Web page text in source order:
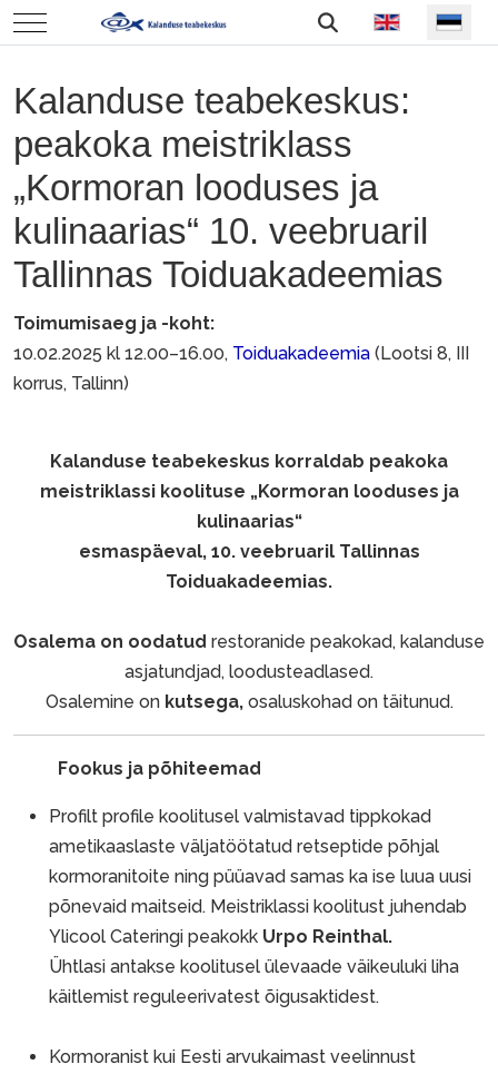
Mobile Menu Toggle Vali keel
Kalanduse teabekeskus:
peakoka meistriklass
„Kormoran looduses ja
kulinaarias“ 10. veebruaril
Tallinnas Toiduakadeemias
Toimumisaeg ja -koht:
10.02.2025 kl 12.00–16.00, Toiduakadeemia (Lootsi 8, III
korrus, Tallinn)
Kalanduse teabekeskus korraldab peakoka
meistriklassi koolituse „Kormoran looduses ja
kulinaarias“
esmaspäeval, 10. veebruaril Tallinnas
Toiduakadeemias.
Osalema on oodatud restoranide peakokad, kalanduse
asjatundjad, loodusteadlased.
Osalemine on kutsega, osaluskohad on täitunud.
Fookus ja põhiteemad
Profilt profile koolitusel valmistavad tippkokad
ametikaaslaste väljatöötatud retseptide põhjal
kormoranitoite ning püüavad samas ka ise luua uusi
põnevaid maitseid. Meistriklassi koolitust juhendab
Ylicool Cateringi peakokk Urpo Reinthal.
Ühtlasi antakse koolitusel ülevaade väikeuluki liha
käitlemist reguleerivatest õigusaktidest.
Kormoranist kui Eesti arvukaimast veelinnust